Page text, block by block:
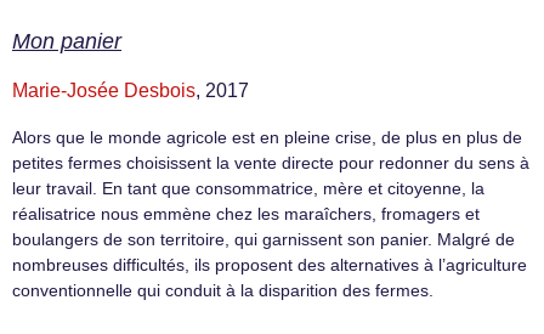
Mon panier
Marie-Josée Desbois, 2017
Alors que le monde agricole est en pleine crise, de plus en plus de
petites fermes choisissent la vente directe pour redonner du sens à
leur travail. En tant que consommatrice, mère et citoyenne, la
réalisatrice nous emmène chez les maraîchers, fromagers et
boulangers de son territoire, qui garnissent son panier. Malgré de
nombreuses difficultés, ils proposent des alternatives à l’agriculture
conventionnelle qui conduit à la disparition des fermes.